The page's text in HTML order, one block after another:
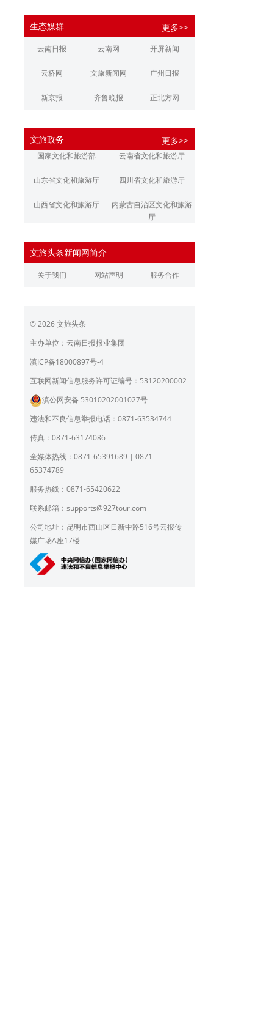
生态媒群 更多>>
云南日报 云南网 开屏新闻
云桥网 文旅新闻网 广州日报
新京报 齐鲁晚报 正北方网
江南都市报 潇湘晨报
文旅政务 更多>>
国家文化和旅游部 云南省文化和旅游厅
山东省文化和旅游厅 四川省文化和旅游厅
山西省文化和旅游厅
内蒙古自治区文化和旅游
厅
浙江省文化和旅游厅
江西省文化和旅游厅 河南省文化和旅游厅
广东省文化和旅游厅
育厅
陕西省文化和旅游厅 甘肃省文化和旅游厅
青海省文化和旅游厅
宁夏回族自治区文化和旅
北京市文旅局
上海市文化和旅游局
员会
文旅头条新闻网简介
关于我们 网站声明 服务合作
© 2026 文旅头条
主办单位：云南日报报业集团
滇ICP备18000897号-4
互联网新闻信息服务许可证编号：53120200002
滇公网安备 53010202001027号
违法和不良信息举报电话：0871-63534744
传真：0871-63174086
全媒体热线：0871-65391689 | 0871-
65374789
服务热线：0871-65420622
联系邮箱： supports@927tour.com
公司地址：昆明市西山区日新中路516号云报传
媒广场A座17楼